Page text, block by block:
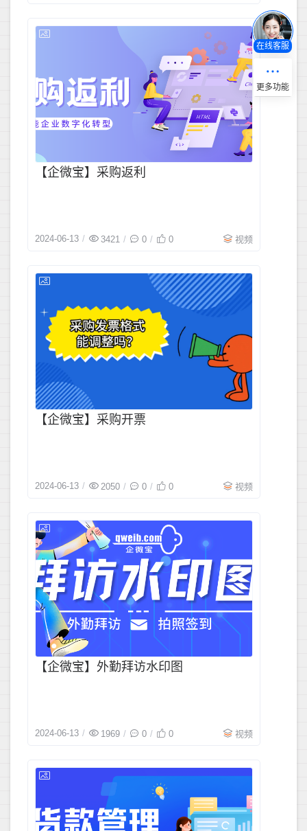
2024-06-
【企微宝】采购返利
2024-06-13 3421 0 0 视频
【企微宝】采购开票
2024-06-13 2050 0 0 视频
【企微宝】外勤拜访水印图
2024-06-13 1969 0 0 视频
在线客服